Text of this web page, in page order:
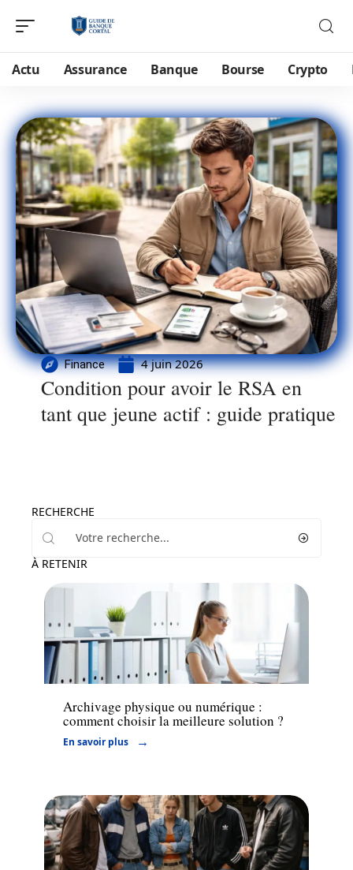
Actu Assurance Banque Bourse Crypto
Finance 4 juin 2026
Condition pour avoir le RSA en
tant que jeune actif : guide pratique
RECHERCHE
À RETENIR
Archivage physique ou numérique :
comment choisir la meilleure solution ?
En savoir plus